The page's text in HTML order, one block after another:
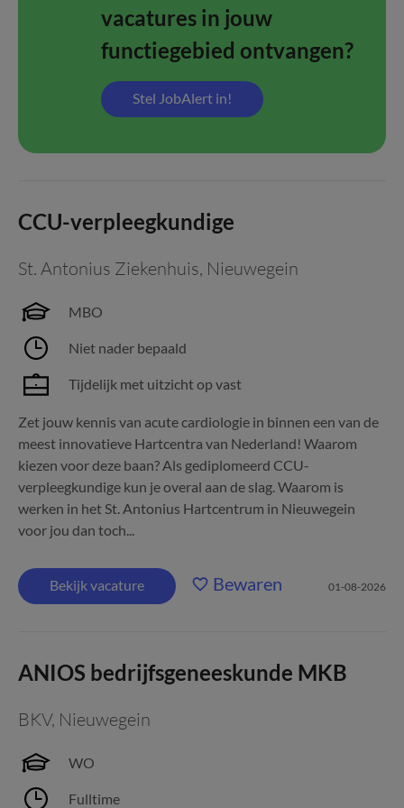
vacatures in jouw
functiegebied ontvangen?
Stel JobAlert in!
CCU-verpleegkundige
St. Antonius Ziekenhuis, Nieuwegein
MBO
Niet nader bepaald
Tijdelijk met uitzicht op vast
Zet jouw kennis van acute cardiologie in binnen een van de
meest innovatieve Hartcentra van Nederland! Waarom
kiezen voor deze baan? Als gediplomeerd CCU-
verpleegkundige kun je overal aan de slag. Waarom is
werken in het St. Antonius Hartcentrum in Nieuwegein
voor jou dan toch...
Bekijk vacature Bewaren 01-08-2026
ANIOS bedrijfsgeneeskunde MKB
BKV, Nieuwegein
WO
Fulltime